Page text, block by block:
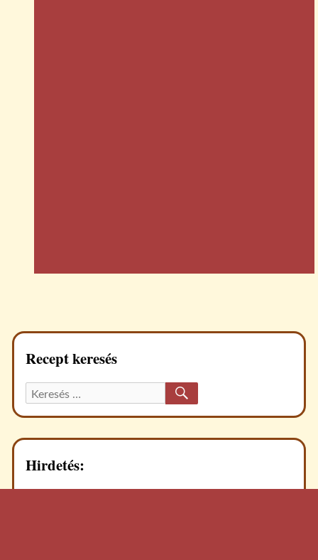
Recept keresés
Keresett
recept:
Hirdetés: